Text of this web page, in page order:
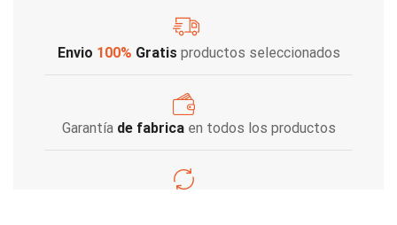
Envio 100% Gratis productos seleccionados
Garantía de fabricaen todos los productos